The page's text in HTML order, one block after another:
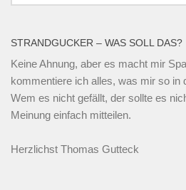
nach:
STRANDGUCKER – WAS SOLL DAS?
Keine Ahnung, aber es macht mir
kommentiere ich alles, was mir so in
Wem es nicht gefällt, der sollte es
Meinung einfach mitteilen.
Herzlichst Thomas Gutteck